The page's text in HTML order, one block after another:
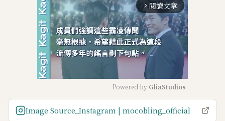
arrow_forward_ios 閱讀文章
u
Powered by GliaStudios
Image Source_Instagram | mocobling_official